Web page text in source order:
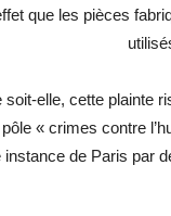
que les pièces
elle, cette plainte
« crimes contre
instance de Paris par